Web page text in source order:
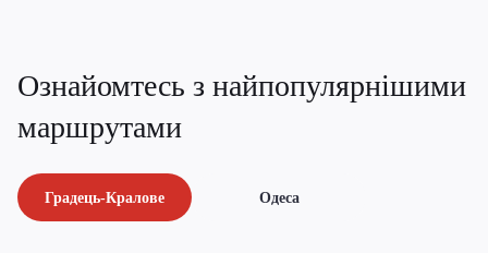
Ознайомтесь з найпопулярнішими
маршрутами
Градець-Кралове Одеса